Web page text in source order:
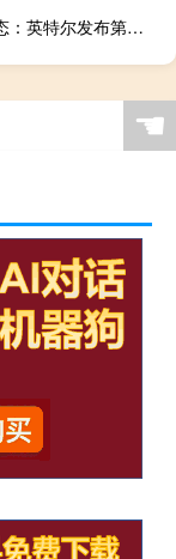
互联网动态：英特尔发布第二季度财报：净利润51亿美元，同比增长22%
☚